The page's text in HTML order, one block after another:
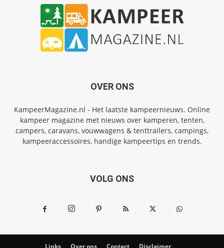
OVER ONS
KampeerMagazine.nl - Het laatste kampeernieuws. Online
kampeer magazine met nieuws over kamperen, tenten,
campers, caravans, vouwwagens & tenttrailers, campings,
kampeeraccessoires, handige kampeertips en trends.
VOLG ONS
Links Over ons Contact Disclaimer